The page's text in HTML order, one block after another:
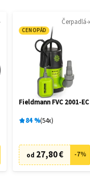
Čerpadlá
CENOPÁD
Fieldmann FVC 2001-EC
84% 54x
od 27,80 € -7%